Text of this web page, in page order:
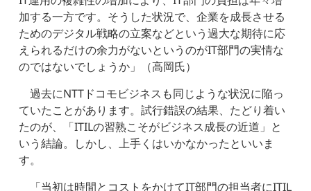
加する一方です。そうした状況で、企業を成長させる
ためのデジタル戦略の立案などという過大な期待に応
えられるだけの余力がないというのがIT部門の実情な
のではないでしょうか」（高岡氏）
過去にNTTドコモビジネスも同じような状況に陥っ
ていたことがあります。試行錯誤の結果、たどり着い
たのが、「ITILの習熟こそがビジネス成長の近道」と
いう結論。しかし、上手くはいかなかったといいま
す。
「当初は時間とコストをかけてIT部門の担当者にITIL